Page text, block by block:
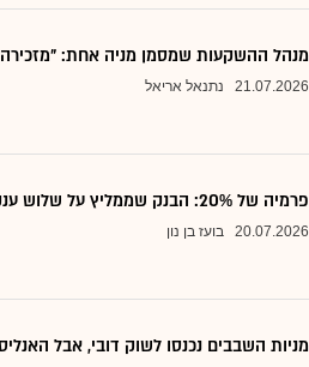
מנהל ההשקעות שמסמן מניה אחת:
21.07.2026 נתנאל אריאל
פרמיה של 20%: הבנק שממליץ על שלוש ענקיות הטכנולוגיה
20.07.2026 בועז בן נון
מניות השבבים נכנסו לשוק דובי, אבל